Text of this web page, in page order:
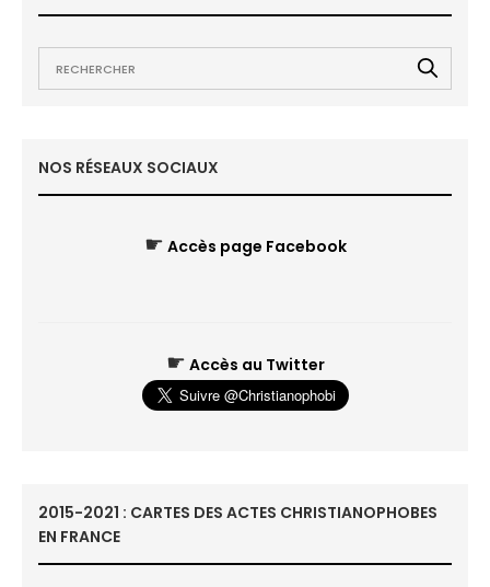
NOS RÉSEAUX SOCIAUX
☛ Accès page Facebook
☛ Accès au Twitter
2015-2021 : CARTES DES ACTES CHRISTIANOPHOBES
EN FRANCE